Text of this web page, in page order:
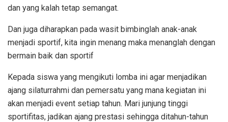
dan yang kalah tetap semangat.
Dan juga diharapkan pada wasit bimbinglah anak-anak
menjadi sportif, kita ingin menang maka menanglah dengan
bermain baik dan sportif
Kepada siswa yang mengikuti lomba ini agar menjadikan
ajang silaturrahmi dan pemersatu yang mana kegiatan ini
akan menjadi event setiap tahun. Mari junjung tinggi
sportifitas, jadikan ajang prestasi sehingga ditahun-tahun